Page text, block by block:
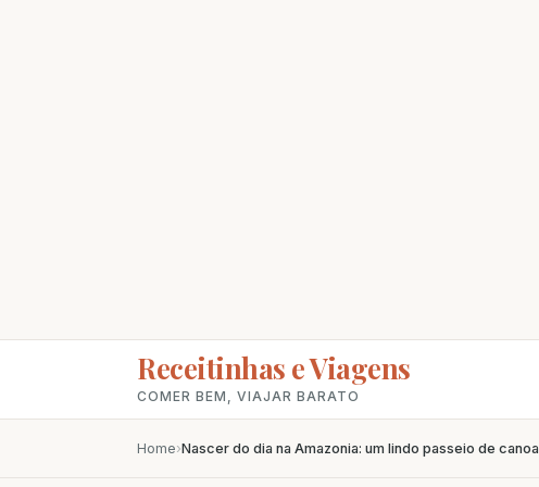
Receitinhas e Viagens
COMER BEM, VIAJAR BARATO
Home›Nascer do dia na Amazonia: um lindo passeio de canoa